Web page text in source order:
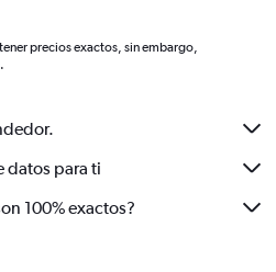
precios exactos, sin embargo,
.
datos para ti
100% exactos?